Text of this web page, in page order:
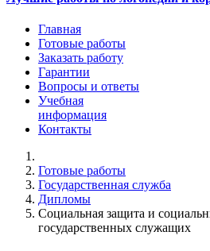
Главная
Готовые работы
Заказать работу
Гарантии
Вопросы и ответы
Учебная
информация
Контакты
Готовые работы
Государственная служба
Дипломы
Социальная защита и
государственных служащих